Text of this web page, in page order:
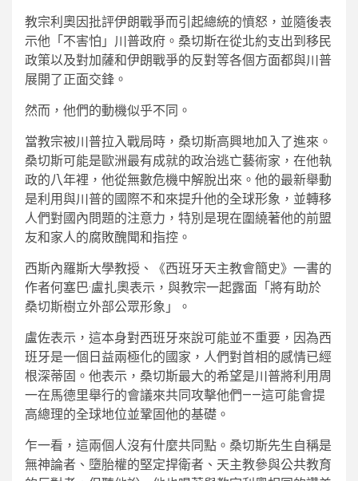
教宗利奧因批評伊朗戰爭而引起總統的憤怒，並隨後表
示他「不害怕」川普政府。桑切斯在從北約支出到移民
政策以及對加薩和伊朗戰爭的反對等各個方面都與川普
展開了正面交鋒。
然而，他們的動機似乎不同。
當教宗被川普拉入戰局時，桑切斯高興地加入了進來。
桑切斯可能是歐洲最有成就的政治逃亡藝術家，在他執
政的八年裡，他從無數危機中解脫出來。他的最新舉動
是利用與川普的國際不和來提升他的全球形象，並轉移
人們對國內問題的注意力，特別是現在圍繞著他的前盟
友和家人的腐敗醜聞和指控。
西斯內羅斯大學教授、《西班牙天主教會簡史》一書的
作者何塞巴·盧扎奧表示，與教宗一起露面「將有助於
桑切斯樹立外部公眾形象」。
盧佐表示，這本身對西班牙來說可能並不重要，因為西
班牙是一個日益兩極化的國家，人們對首相的感情已經
根深蒂固。他表示，桑切斯最大的希望是川普將利用周
一在馬德里舉行的會議來共同攻擊他們——這可能會提
高總理的全球地位並鞏固他的基礎。
乍一看，這兩個人沒有什麼共同點。桑切斯先生自稱是
無神論者、墮胎權的堅定捍衛者、天主教參與公共教育